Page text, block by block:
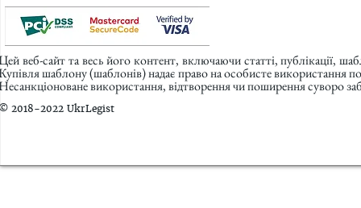
веб-сайт та весь його контент, включаючи статті, публікації,
шаблону (шаблонів) надає право на особисте використання
використання, відтворення чи поширення суворо
2018-2022 UkrLegist